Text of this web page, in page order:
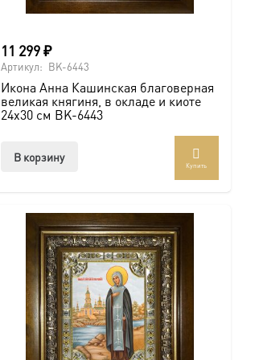
11 299₽
Артикул: BK-6443
Икона Анна Кашинская благоверная
великая княгиня, в окладе и киоте
24х30 см BK-6443
В корзину
Купить